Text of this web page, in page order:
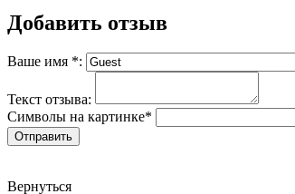
Добавить отзыв
Ваше имя *:
Текст отзыва:
Символы на картинке*
Вернуться